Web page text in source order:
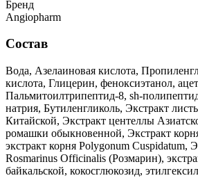
Бренд
Angiopharm
Состав
Вода, Азелаиновая кислота,
кислота, Глицерин, феноксиэтанол,
Пальмитоилтрипептид-8, sh-
натрия, Бутиленгликоль, Экстракт
Китайской, Экстракт центеллы
ромашки обыкновенной, Экстракт
экстракт корня Polygonum Cuspidatum,
Rosmarinus Officinalis (Розмарин),
байкальской, кокосглюкозид,